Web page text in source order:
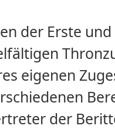
der Erste
eigenen
der